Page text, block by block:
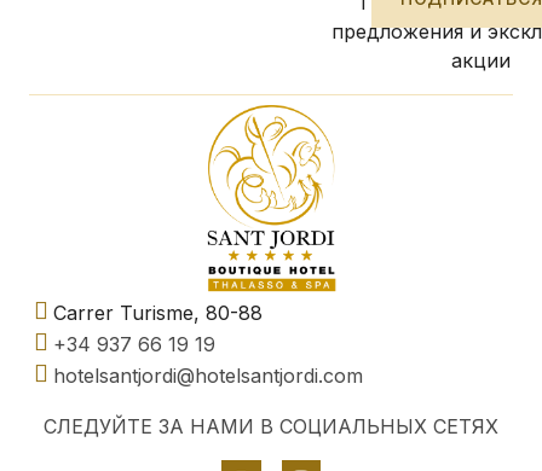
предложения и
акции
Carrer Turisme, 80-88
+34 937 66 19 19
hotelsantjordi@hotelsantjordi.com
СЛЕДУЙТЕ ЗА НАМИ В СОЦИАЛЬНЫХ СЕТЯХ